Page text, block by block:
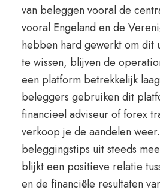
van beleggen vooral de
vooral Engeland en de
hebben hard gewerkt om dit
te wissen, blijven de
een platform betrekkelijk
beleggers gebruiken dit
financieel adviseur of forex
verkoop je de aandelen
beleggingstips uit steeds
blijkt een positieve relatie
en de financiële resultaten